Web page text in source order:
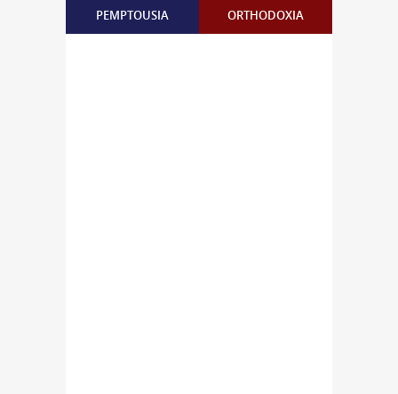
PEMPTOUSIA ORTHODOXIA